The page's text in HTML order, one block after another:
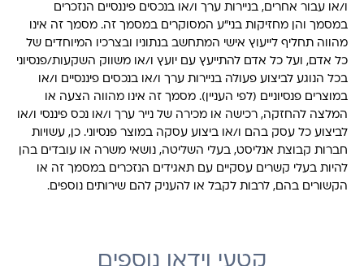
ו/או עבור אחרים, בניירות ערך ו/או בנכסים פיננסיים הנזכרים
במסמך והן מחזיקות בני"ע המסוקרים במסמך זה. מסמך זה אינו
מהווה תחליף לייעוץ אישי המתחשב בנתוניו ובצרכיו המיוחדים של
כל אדם, ועל כל אדם להתייעץ עם יועץ ו/או משווק השקעות/פנסיוני
בכל הנוגע לביצוע פעולה בניירות ערך ו/או בנכסים פיננסיים ו/או
במוצרים פנסיוניים (לפי העניין). מסמך זה אינו מהווה הצעה או
המלצה להחזקה, רכישה או מכירה של נייר ערך ו/או נכס פיננסי ו/או
לביצוע כל עסק בהם ו/או ביצוע עסקה במוצר פנסיוני. כן, עשויות
חברות קבוצת אנליסט, בעלי השליטה, נושאי משרה או עובדים בהן
להיות בעלי קשרים עסקיים עם תאגידים הנזכרים במסמך זה או
הקשורים בהם, לרבות לקבל או להעניק להם שירותים נוספים.
קטעי וידאו נוספים